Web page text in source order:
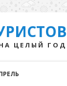
ЦЕЛЫЙ ГОД